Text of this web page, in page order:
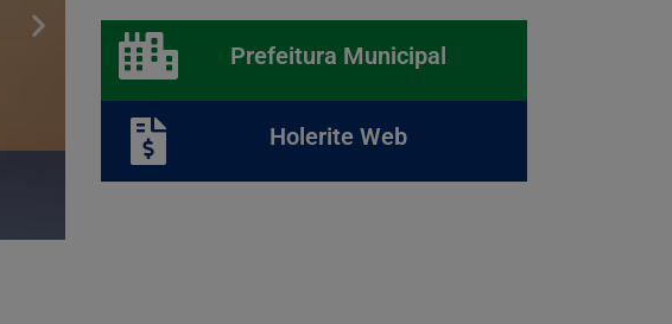
Prefeitura Municipal
Holerite Web